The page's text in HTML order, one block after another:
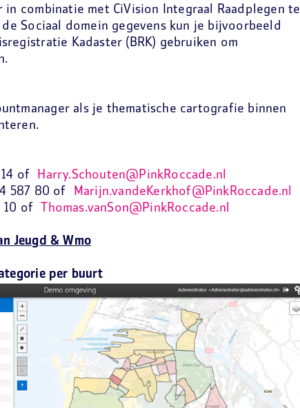
in combinatie met CiVision Integraal Raadplegen te
Sociaal domein gegevens kun je bijvoorbeeld
Kadaster (BRK) gebruiken om
als je thematische cartografie binnen
14 of
Harry.Schouten@PinkRoccade.nl
587 80 of
Marijn.vandeKerkhof@PinkRoccade.nl
10 of
Thomas.vanSon@PinkRoccade.nl
Jeugd & Wmo
per buurt